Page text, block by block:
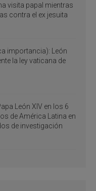
visita papal mientras
contra el ex jesuita
importancia): León
la ley vaticana de
León XIV en los 6
de América Latina en
de investigación